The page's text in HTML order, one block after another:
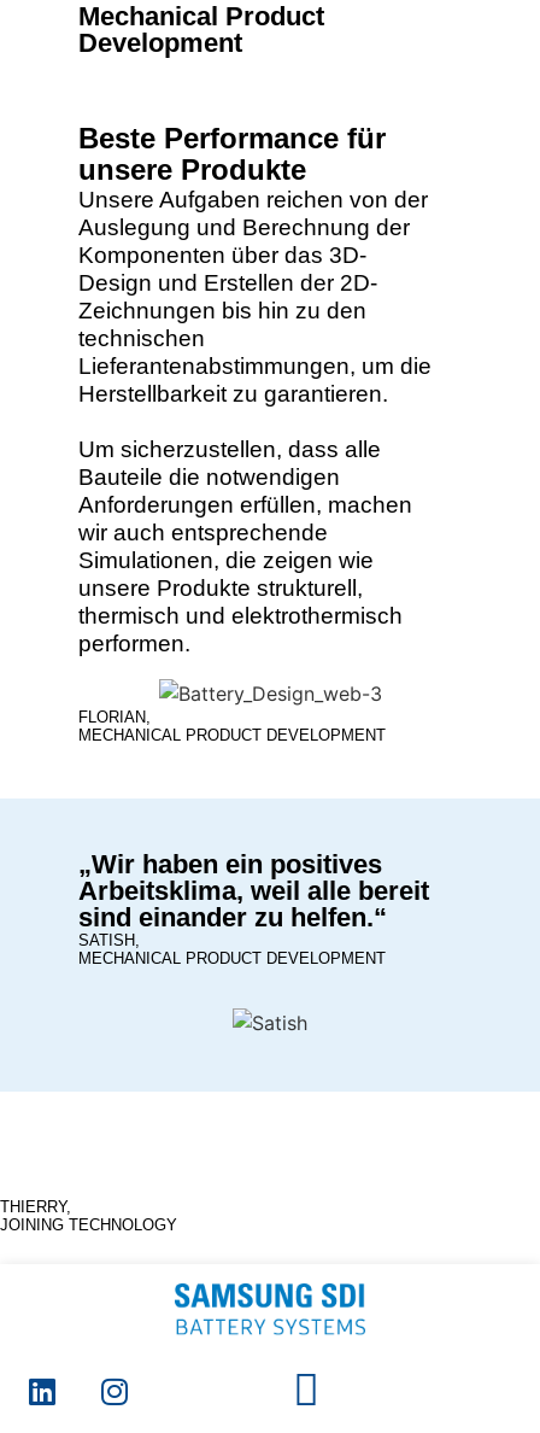
Mechanical Product
Development
Beste Performance für
unsere Produkte
Unsere Aufgaben reichen von der
Auslegung und Berechnung der
Komponenten über das 3D-
Design und Erstellen der 2D-
Zeichnungen bis hin zu den
technischen
Lieferantenabstimmungen, um die
Herstellbarkeit zu garantieren.
Um sicherzustellen, dass alle
Bauteile die notwendigen
Anforderungen erfüllen, machen
wir auch entsprechende
Simulationen, die zeigen wie
unsere Produkte strukturell,
thermisch und elektrothermisch
performen.
FLORIAN,
MECHANICAL PRODUCT DEVELOPMENT
„Wir haben ein positives
Arbeitsklima, weil alle bereit
sind einander zu helfen.“
SATISH,
MECHANICAL PRODUCT DEVELOPMENT
THIERRY,
JOINING TECHNOLOGY
Durch Teamwork und
kommen wir an unser
Ziel.